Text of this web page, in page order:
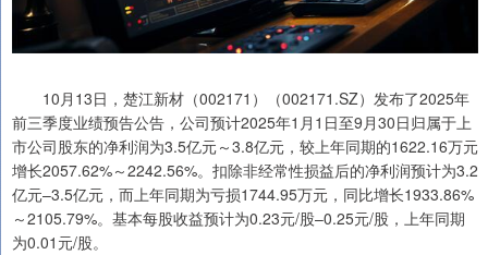
10月13日，楚江新材（002171）（002171.SZ）发布了2025年
前三季度业绩预告公告，公司预计2025年1月1日至9月30日归属于上
市公司股东的净利润为3.5亿元～3.8亿元，较上年同期的1622.16万元
增长2057.62%～2242.56%。扣除非经常性损益后的净利润预计为3.2
亿元–3.5亿元，而上年同期为亏损1744.95万元，同比增长1933.86%
～2105.79%。基本每股收益预计为0.23元/股–0.25元/股，上年同期
为0.01元/股。